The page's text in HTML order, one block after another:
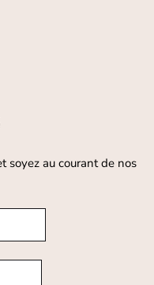
soyez au courant de nos